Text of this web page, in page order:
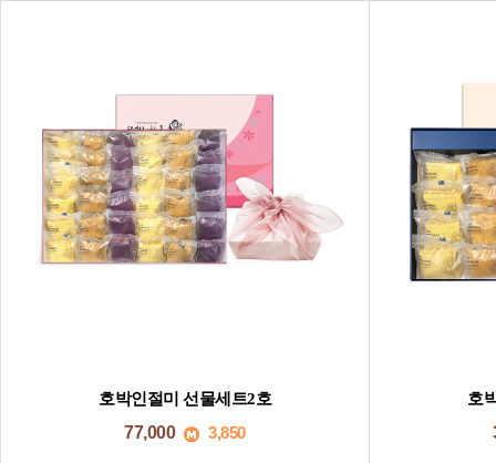
호박인절미 선물세트2호
77,000 3,850
호